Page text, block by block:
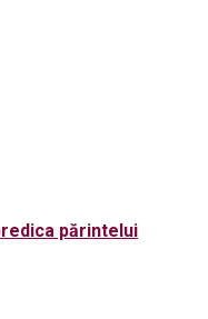
părintelui